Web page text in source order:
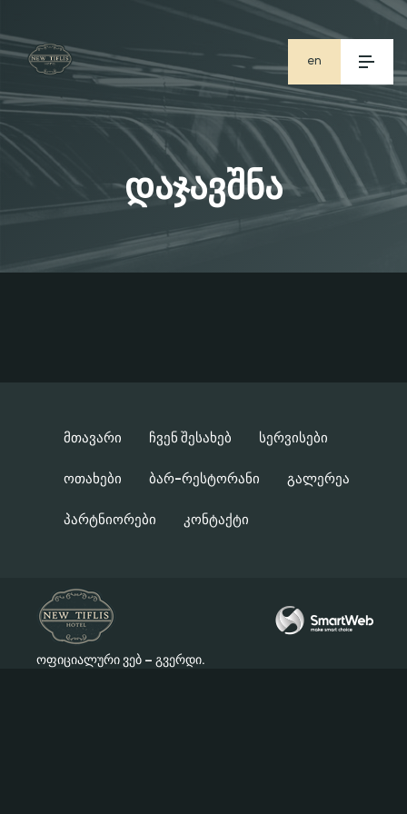
en
ge
ru
დაჯავშნა
ოფიციალური ვებ – გვერდი.
Მთავარი Ჩვენ Შესახებ Სერვისები
Ოთახები Ბარ-Რესტორანი Გალერეა
Პარტნიორები Კონტაქტი